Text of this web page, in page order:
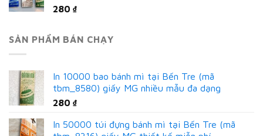
280 ₫
SẢN PHẨM BÁN CHẠY
In 10000 bao bánh mì tại Bến Tre (mã
tbm_8580) giấy MG nhiều mẫu đa dạng
280 ₫
In 50000 túi đựng bánh mì tại Bến Tre (mã